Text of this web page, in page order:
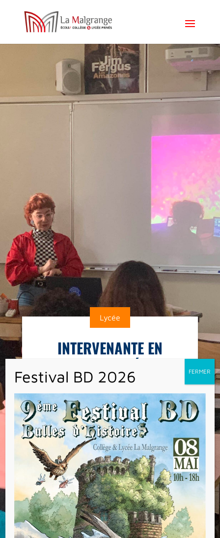
Lycée
INTERVENANTE EN
OPTION CINÉMA
Intervention de Lucie Medda auprès des
élèves de l’option et de l’enseignement de
spécialité Cinéma Audiovisuel, le 24 janvier
dernier.
La vidéaste de l’association Les Yeux de
l’Ouie est venue montrer quelques-uns de
ses travaux, puis chaque groupe d’élève a
présenté son projet et a pu échanger avec